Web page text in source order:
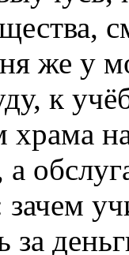
же у
к
а
зачем